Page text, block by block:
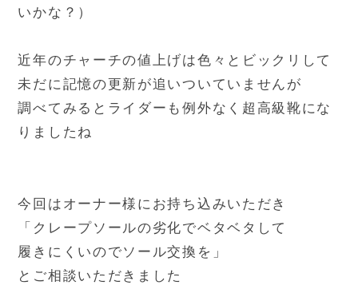
いかな？）
近年のチャーチの値上げは色々とビックリして
未だに記憶の更新が追いついていませんが
調べてみるとライダーも例外なく超高級靴にな
りましたね
今回はオーナー様にお持ち込みいただき
「クレープソールの劣化でベタベタして
履きにくいのでソール交換を」
とご相談いただきました